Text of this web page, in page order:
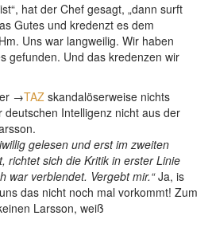
hat der Chef gesagt, „dann surft
Gutes und kredenzt es dem
Uns war langweilig. Wir haben
gefunden. Und das kredenzen wir
→TAZ skandalöserweise nichts
deutschen Intelligenz nicht aus der
gelesen und erst im zweiten
richtet sich die Kritik in erster Linie
war verblendet. Vergebt mir.“Ja, is
das nicht noch mal vorkommt! Zum
Larsson, weiß